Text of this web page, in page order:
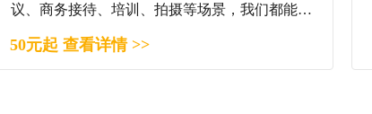
议、商务接待、培训、拍摄等场景，我们都能满
50元起 查看详情 >>